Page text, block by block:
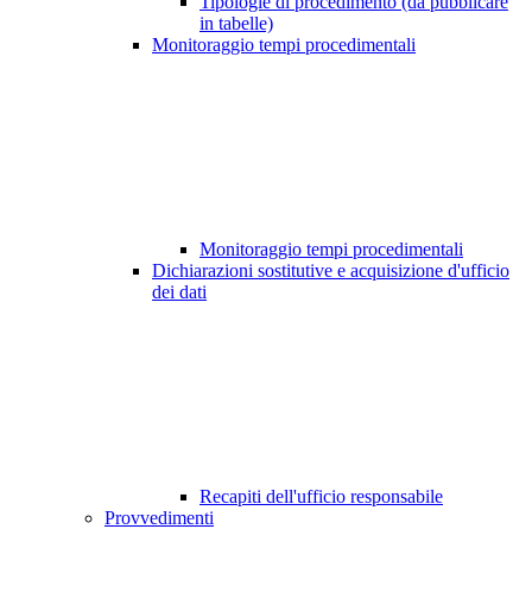
in tabelle)
Monitoraggio tempi procedimentali
Monitoraggio tempi procedimentali
Dichiarazioni sostitutive e acquisizione d'ufficio
dei dati
Recapiti dell'ufficio responsabile
Provvedimenti